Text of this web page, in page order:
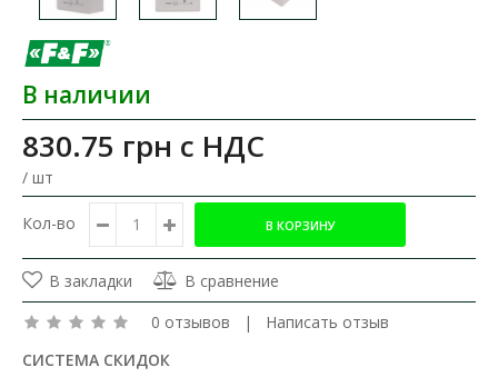
В наличии
830.75 грн с НДС
/ шт
Кол-во
В закладки
В сравнение
0 отзывов | Написать отзыв
СИСТЕМА СКИДОК